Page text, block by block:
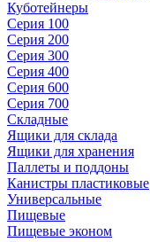
Куботейнеры
Серия 100
Серия 200
Серия 300
Серия 400
Серия 600
Серия 700
Складные
Ящики для склада
Ящики для хранения
Паллеты и поддоны
Канистры пластиковые
Универсальные
Пищевые
Пищевые эконом